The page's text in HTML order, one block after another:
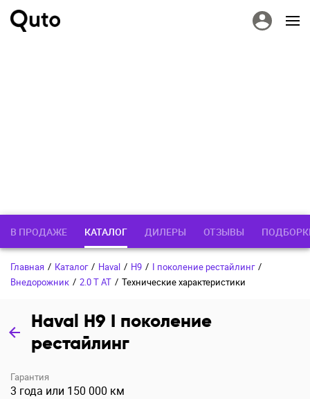
В ПРОДАЖЕ КАТАЛОГ ДИЛЕРЫ ОТЗЫВЫ
Главная / Каталог / Haval / H9 / I поколение рестайлинг /
Внедорожник / 2.0 T AT / Технические характеристики
Haval H9 I поколение
рестайлинг
Гарантия
3 года или 150 000 км